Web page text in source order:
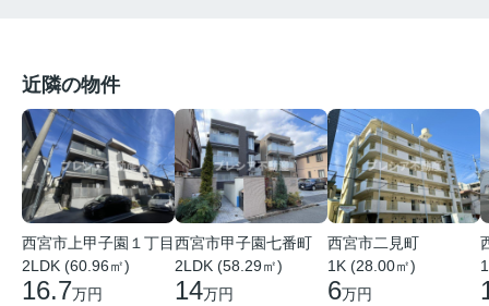
近隣の物件
西宮市上甲子園１丁目
2LDK (60.96㎡)
16.7万円
西宮市甲子園七番町
2LDK (58.29㎡)
14万円
西宮市二見町
1K (28.00㎡)
6万円